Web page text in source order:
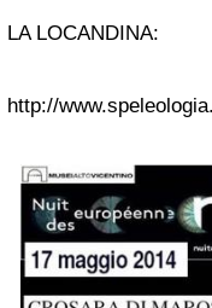
LA LOCANDINA:
http://